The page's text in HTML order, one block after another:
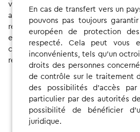
vitesse de recharge et de la
avez la possibilité de consulter
recharge avant de charger votre
ensuite laisser votre propre
connectée vous permet de vous
recharge souhaitée dans les
En cas de transfert vers un
pouvons pas toujours
européen de protection
respecté. Cela peut vous
inconvénients, tels qu'un
droits des personnes
de contrôle sur le traitement
des possibilités d'accès
particulier par des autorités
possibilité de bénéficier
juridique.